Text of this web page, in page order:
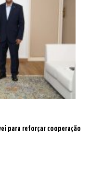
para reforçar cooperação